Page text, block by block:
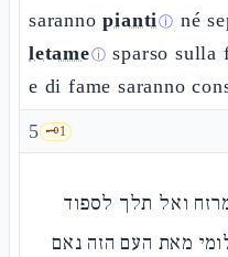
sarannopiantiⓘ né
letameⓘ sparso sulla
e di fame saranno
5 🗝️1
ואל תלך לספוד
מאת העם הזה נאם